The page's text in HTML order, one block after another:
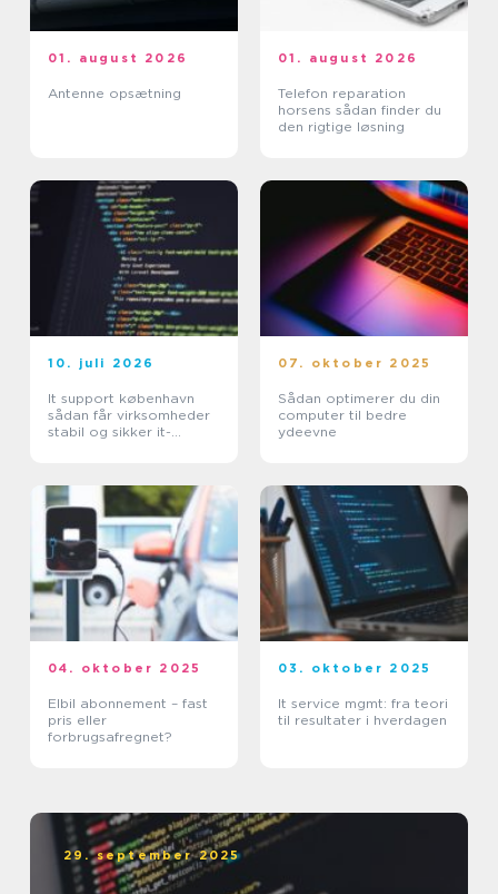
01. august 2026
Antenne opsætning
01. august 2026
Telefon reparation
horsens sådan finder du
den rigtige løsning
10. juli 2026
It support københavn
sådan får virksomheder
stabil og sikker it-
07. oktober 2025
Sådan optimerer du din
computer til bedre
ydeevne
04. oktober 2025
Elbil abonnement – fast
pris eller
forbrugsafregnet?
03. oktober 2025
It service mgmt: fra teori
til resultater i hverdagen
29. september 2025